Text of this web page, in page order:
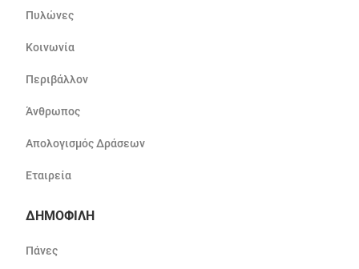
Πυλώνες
Κοινωνία
Περιβάλλον
Άνθρωπος
Απολογισμός Δράσεων
Εταιρεία
ΔΗΜΟΦΙΛΗ
Πάνες